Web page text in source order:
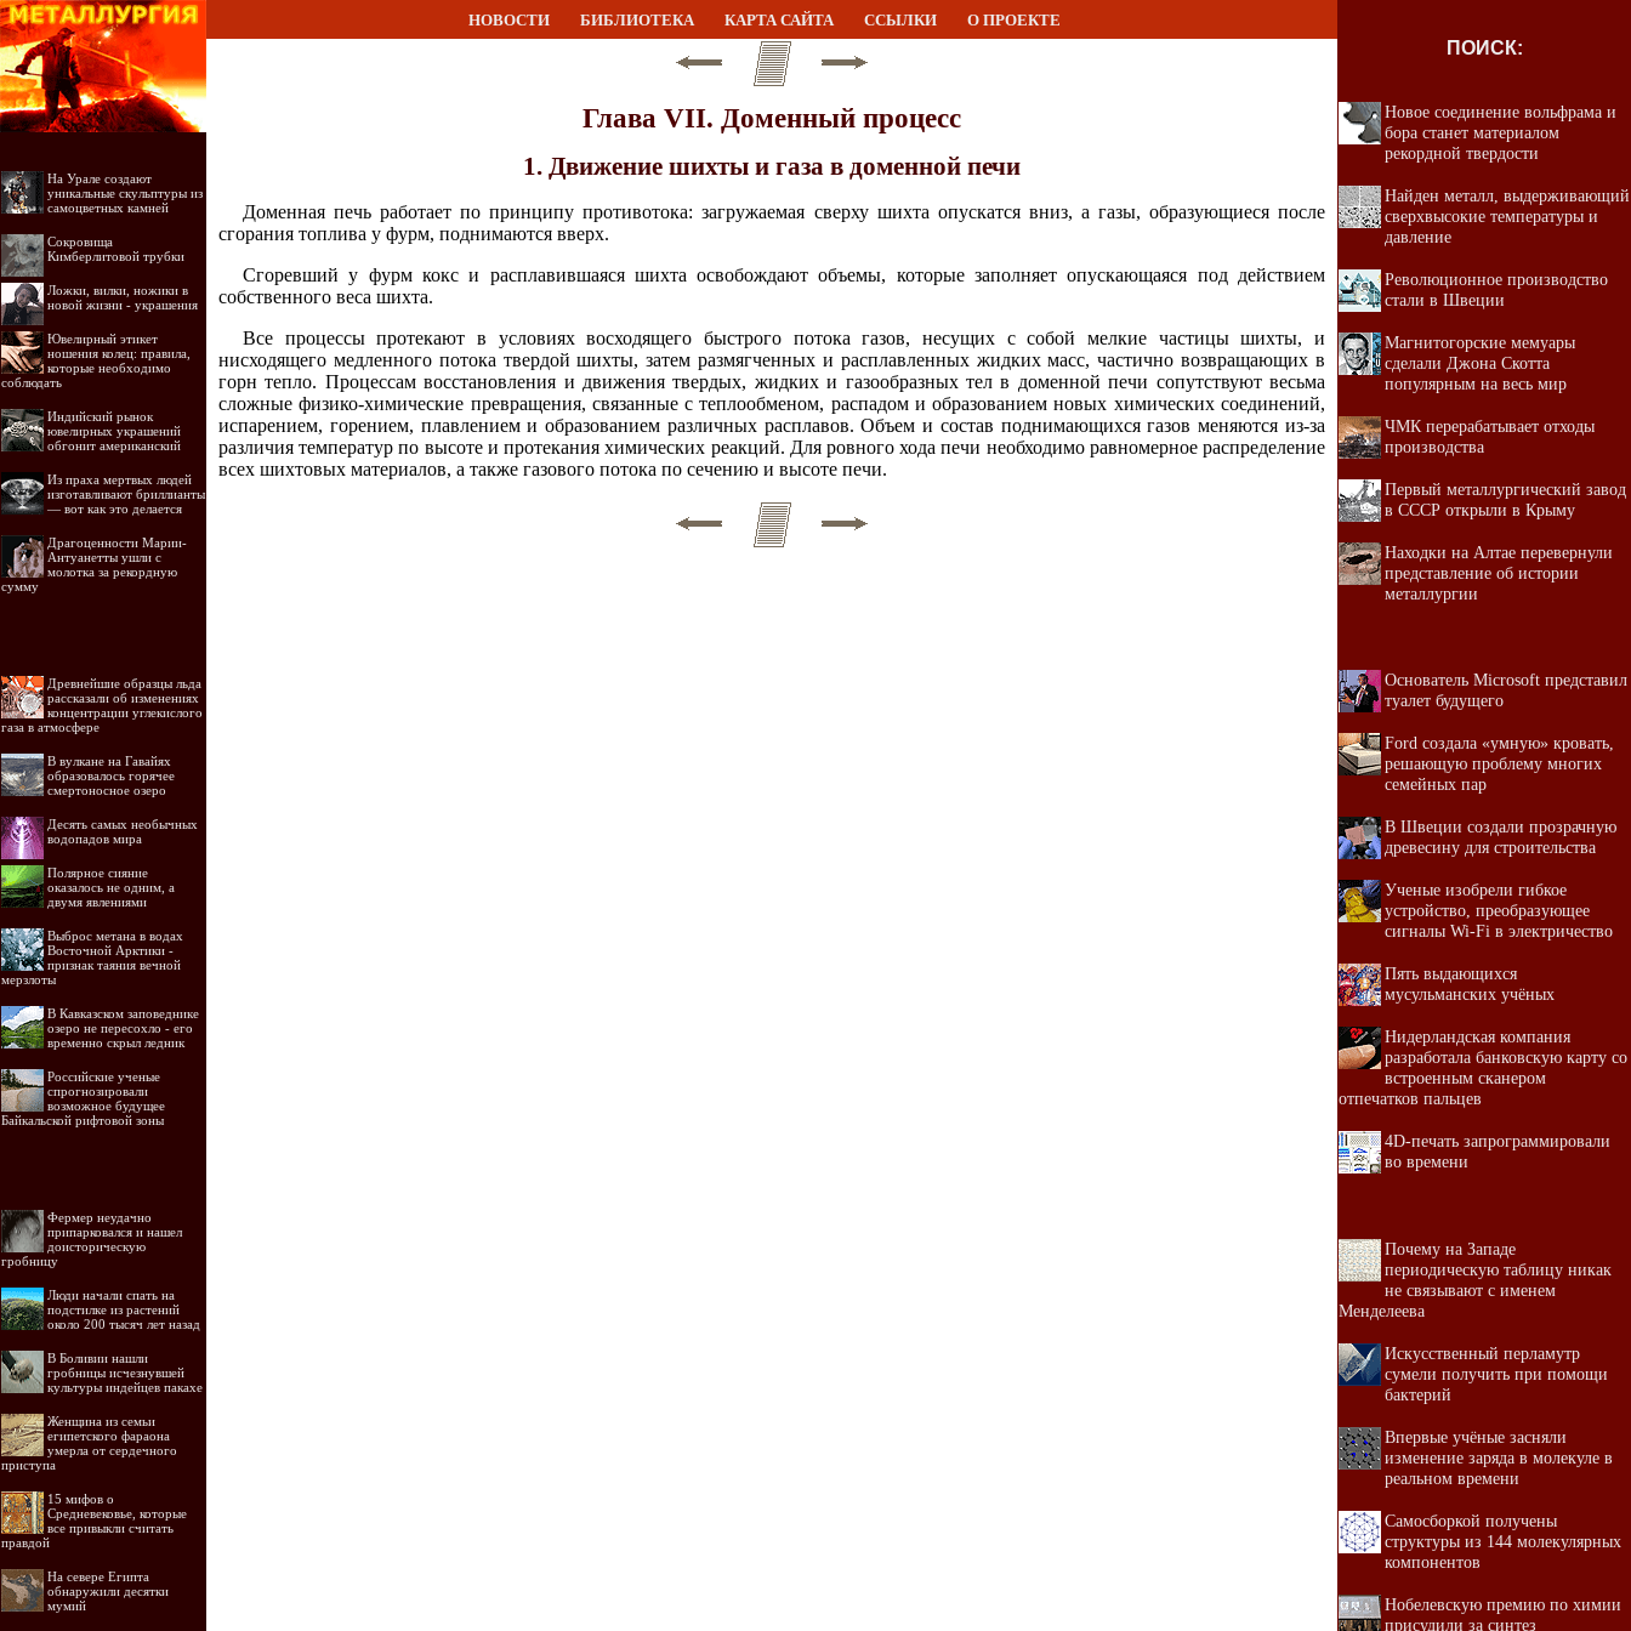
НОВОСТИ БИБЛИОТЕКА КАРТА САЙТА ССЫЛКИ О ПРОЕКТЕ
На Урале создают
уникальные скульптуры из
самоцветных камней
Сокровища
Кимберлитовой трубки
Ложки, вилки, ножики в
новой жизни - украшения
Ювелирный этикет
ношения колец: правила,
которые необходимо
соблюдать
Индийский рынок
ювелирных украшений
обгонит американский
Из праха мертвых людей
изготавливают бриллианты
— вот как это делается
Драгоценности Марии-
Антуанетты ушли с
молотка за рекордную
сумму
Древнейшие образцы льда
рассказали об изменениях
концентрации углекислого
газа в атмосфере
В вулкане на Гавайях
образовалось горячее
смертоносное озеро
Десять самых необычных
водопадов мира
Полярное сияние
оказалось не одним, а
двумя явлениями
Выброс метана в водах
Восточной Арктики -
признак таяния вечной
мерзлоты
В Кавказском заповеднике
озеро не пересохло - его
временно скрыл ледник
Российские ученые
спрогнозировали
возможное будущее
Байкальской рифтовой зоны
Фермер неудачно
припарковался и нашел
доисторическую
гробницу
Люди начали спать на
подстилке из растений
около 200 тысяч лет назад
В Боливии нашли
гробницы исчезнувшей
культуры индейцев пакахе
Женщина из семьи
египетского фараона
умерла от сердечного
приступа
15 мифов о
Средневековье, которые
все привыкли считать
правдой
На севере Египта
обнаружили десятки
мумий
Глава VII. Доменный процесс
1. Движение шихты и газа в доменной печи
Доменная печь работает по принципу противотока: загружаемая сверху шихта опускатся вниз, а газы, образующиеся после
сгорания топлива у фурм, поднимаются вверх.
Сгоревший у фурм кокс и расплавившаяся шихта освобождают объемы, которые заполняет опускающаяся под действием
собственного веса шихта.
Все процессы протекают в условиях восходящего быстрого потока газов, несущих с собой мелкие частицы шихты, и
нисходящего медленного потока твердой шихты, затем размягченных и расплавленных жидких масс, частично возвращающих в
горн тепло. Процессам восстановления и движения твердых, жидких и газообразных тел в доменной печи сопутствуют весьма
сложные физико-химические превращения, связанные с теплообменом, распадом и образованием новых химических соединений,
испарением, горением, плавлением и образованием различных расплавов. Объем и состав поднимающихся газов меняются из-за
различия температур по высоте и протекания химических реакций. Для ровного хода печи необходимо равномерное распределение
всех шихтовых материалов, а также газового потока по сечению и высоте печи.
ПОИСК:
Новое соединение вольфрама и
бора станет материалом
рекордной твердости
Найден металл, выдерживающий
сверхвысокие температуры и
давление
Революционное производство
стали в Швеции
Магнитогорские мемуары
сделали Джона Скотта
популярным на весь мир
ЧМК перерабатывает отходы
производства
Первый металлургический завод
в СССР открыли в Крыму
Находки на Алтае перевернули
представление об истории
металлургии
Основатель Microsoft представил
туалет будущего
Ford создала «умную» кровать,
решающую проблему многих
семейных пар
В Швеции создали прозрачную
древесину для строительства
Ученые изобрели гибкое
устройство, преобразующее
сигналы Wi-Fi в электричество
Пять выдающихся
мусульманских учёных
Нидерландская компания
разработала банковскую карту со
встроенным сканером
отпечатков пальцев
4D-печать запрограммировали
во времени
Почему на Западе
периодическую таблицу никак
не связывают с именем
Менделеева
Искусственный перламутр
сумели получить при помощи
бактерий
Впервые учёные засняли
изменение заряда в молекуле в
реальном времени
Самосборкой получены
структуры из 144 молекулярных
компонентов
Нобелевскую премию по химии
присудили за синтез